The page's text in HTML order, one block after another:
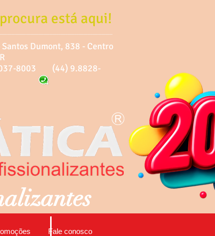
Fale conosco
está aqui!
Dumont, 838 - Centro
8003 (44) 9.8828-